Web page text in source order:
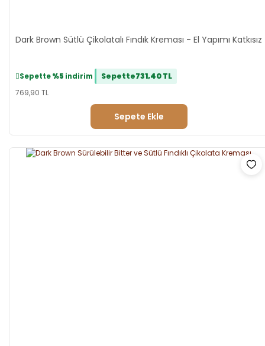
Dark Brown Sütlü Çikolatalı Fındık Kreması - El Yapımı Katkısız
Sepette%5 indirim Sepette731,40 TL
769,90 TL
Sepete Ekle